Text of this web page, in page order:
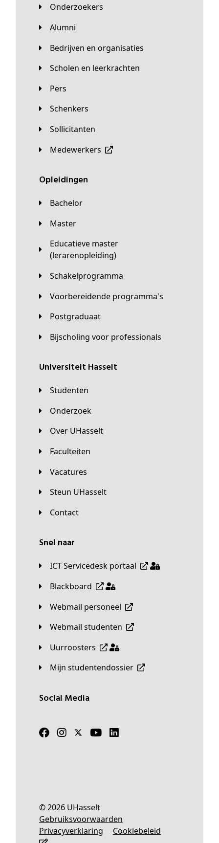
Onderzoekers
Alumni
Bedrijven en organisaties
Scholen en leerkrachten
Pers
Schenkers
Sollicitanten
Medewerkers
Opleidingen
Bachelor
Master
Educatieve master
(lerarenopleiding)
Schakelprogramma
Voorbereidende programma's
Postgraduaat
Bijscholing voor professionals
universiteit Hasselt
Studenten
Onderzoek
Over UHasselt
Faculteiten
Vacatures
Steun UHasselt
Contact
Snel naar
ICT Servicedesk portaal
Blackboard
Webmail personeel
Webmail studenten
Uurroosters
Mijn studentendossier
Social Media
© 2026 UHasselt
Gebruiksvoorwaarden
Privacyverklaring
Cookiebeleid